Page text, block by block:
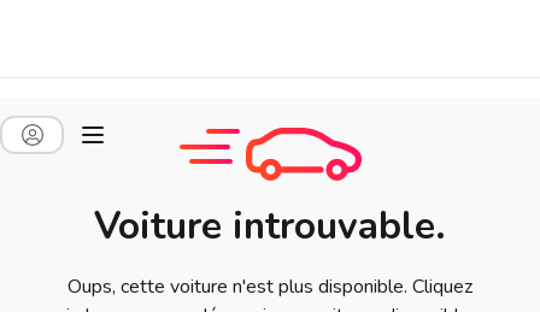
Voiture introuvable.
Oups, cette voiture n'est plus disponible. Cliquez